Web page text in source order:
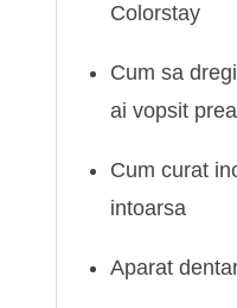
Colorstay
Cum sa
ai vopsit
Cum curat
intoarsa
Aparat